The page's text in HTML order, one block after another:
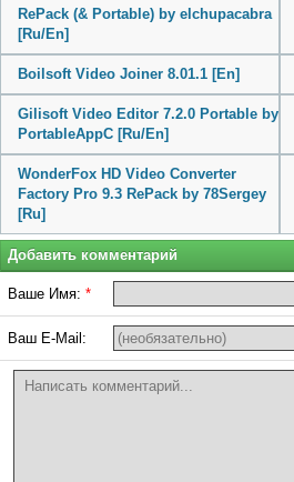
RePack (& Portable) by elchupacabra
[Ru/En]
Boilsoft Video Joiner 8.01.1 [En]
Gilisoft Video Editor 7.2.0 Portable by
PortableAppC [Ru/En]
WonderFox HD Video Converter
Factory Pro 9.3 RePack by 78Sergey
[Ru]
Добавить комментарий
Ваше Имя: *
Ваш E-Mail: